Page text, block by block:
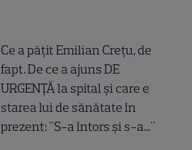
Ce a pățit Emilian Crețu, de
fapt. De ce a ajuns DE
URGENȚĂ la spital și care e
starea lui de sănătate în
prezent: "S-a întors și s-a..."